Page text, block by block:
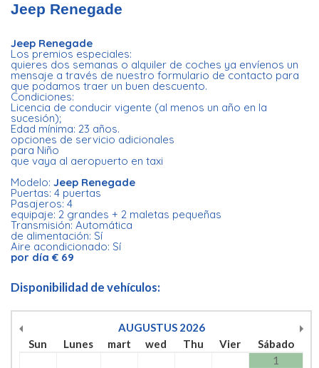
Jeep Renegade
Jeep Renegade
Los premios especiales:
quieres dos semanas o alquiler de coches ya envíenos un
mensaje a través de nuestro formulario de contacto para
que podamos traer un buen descuento.
Condiciones:
Licencia de conducir vigente (al menos un año en la
sucesión);
Edad mínima: 23 años.
opciones de servicio adicionales
para Niño
que vaya al aeropuerto en taxi
Modelo:Jeep Renegade
Puertas: 4 puertas
Pasajeros: 4
equipaje: 2 grandes + 2 maletas pequeñas
Transmisión: Automática
de alimentación: Sí
Aire acondicionado: Sí
por día € 69
Disponibilidad de vehículos:
AUGUSTUS 2026
Sun
Lunes mart wed Thu Vier
Sábado
1